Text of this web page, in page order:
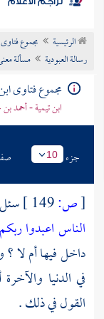
موضوعي
تراجم الأعلام
الرئيسية مجموع
رسالة العبودية
مسألة
مجموع فتاوى
ابن تيمية - أحمد
جزء 10
[ص:
الناس اعبدوا ربكم
داخل فيها أم لا ؟
في الدنيا
القول في ذلك .